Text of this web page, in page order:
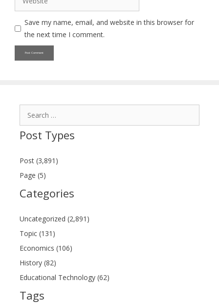
Save my name, email, and website in this browser for
the next time I comment.
Post Types
Post (3,891)
Page (5)
Categories
Uncategorized (2,891)
Topic (131)
Economics (106)
History (82)
Educational Technology (62)
Tags